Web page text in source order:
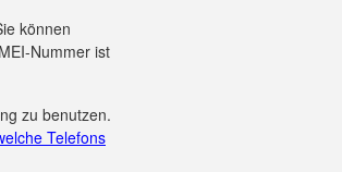
können
Nummer ist
zu benutzen.
Telefons